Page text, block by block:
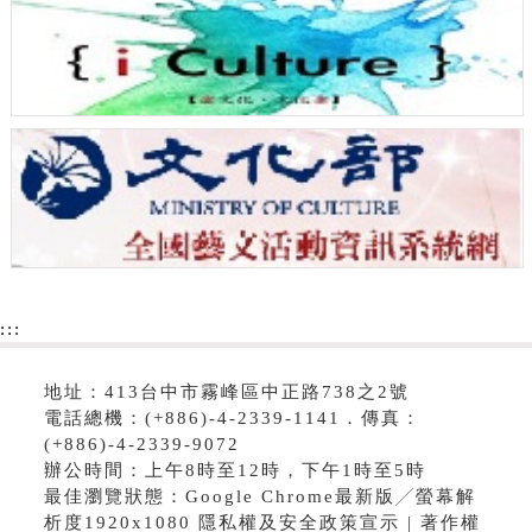
:::
地址：413台中市霧峰區中正路738之2號
電話總機：(+886)-4-2339-1141．傳真：
(+886)-4-2339-9072
辦公時間：上午8時至12時，下午1時至5時
最佳瀏覽狀態：Google Chrome最新版╱螢幕解
析度1920x1080 隱私權及安全政策宣示 | 著作權